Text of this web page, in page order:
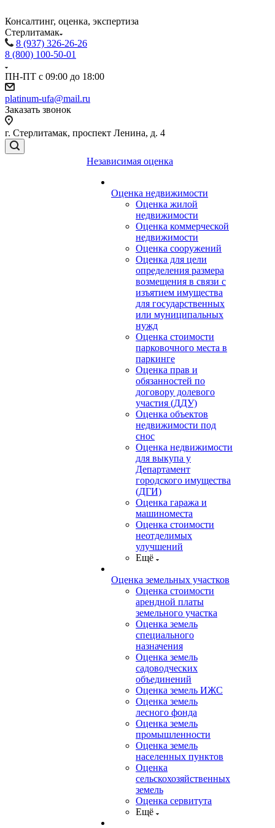
Консалтинг, оценка, экспертиза
Стерлитамак
8 (937) 326-26-26
8 (800) 100-50-01
ПН-ПТ с 09:00 до 18:00
platinum-ufa@mail.ru
Заказать звонок
г. Стерлитамак, проспект Ленина, д. 4
Независимая оценка
Оценка недвижимости
Оценка жилой
недвижимости
Оценка коммерческой
недвижимости
Оценка сооружений
Оценка для цели
определения размера
возмещения в связи с
изъятием имущества
для государственных
или муниципальных
нужд
Оценка стоимости
парковочного места в
паркинге
Оценка прав и
обязанностей по
договору долевого
участия (ДДУ)
Оценка объектов
недвижимости под
снос
Оценка недвижимости
для выкупа у
Департамент
городского имущества
(ДГИ)
Оценка гаража и
машиноместа
Оценка стоимости
неотделимых
улучшений
Ещё
Оценка земельных участков
Оценка стоимости
арендной платы
земельного участка
Оценка земель
специального
назначения
Оценка земель
садоводческих
объединений
Оценка земель ИЖС
Оценка земель
лесного фонда
Оценка земель
промышленности
Оценка земель
населенных пунктов
Оценка
сельскохозяйственных
земель
Оценка сервитута
Ещё